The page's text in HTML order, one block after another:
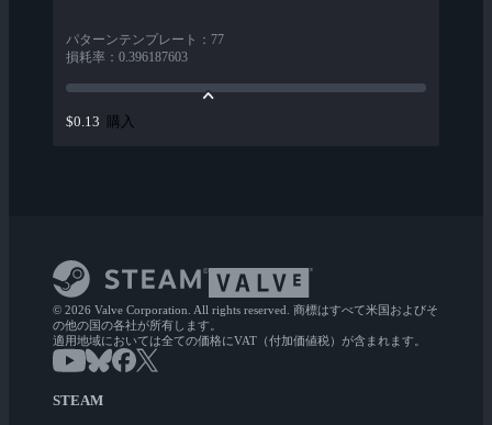
パターンテンプレート ： 77
損耗率 ： 0.396187603
$0.13 購入
© 2026 Valve Corporation. All rights reserved. 商標はすべて米国およびそ
の他の国の各社が所有します。
適用地域においては全ての価格にVAT（付加価値税）が含まれます。
STEAM